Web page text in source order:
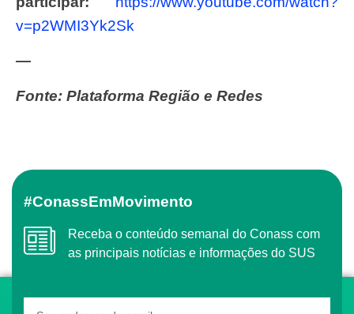
v=p2WMI3Yk2Sk
—
Fonte: Plataforma Região e Redes
#ConassEmMovimento
Receba o conteúdo semanal do Conass com
as principais notícias e informações do SUS